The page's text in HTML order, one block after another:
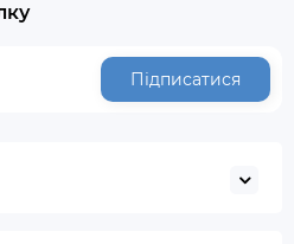
Підписатися